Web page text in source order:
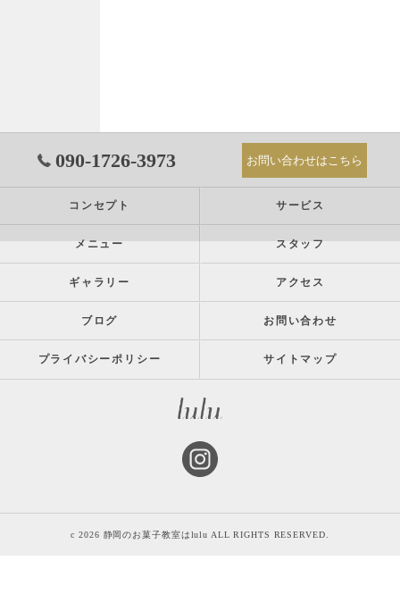
090-1726-3973 お問い合わせはこちら
コンセプト サービス
メニュー スタッフ
ギャラリー アクセス
ブログ お問い合わせ
プライバシーポリシー サイトマップ
c 2026 静岡のお菓子教室はlulu ALL RIGHTS RESERVED.